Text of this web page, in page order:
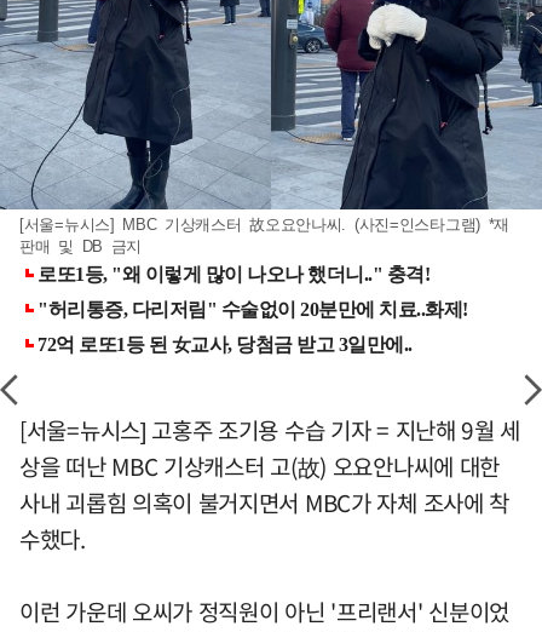
[서울=뉴시스] MBC 기상캐스터 故오요안나씨. (사진=인스타그램) *재
판매 및 DB 금지
[서울=뉴시스] 고홍주 조기용 수습 기자 = 지난해 9월 세
상을 떠난 MBC 기상캐스터 고(故) 오요안나씨에 대한
사내 괴롭힘 의혹이 불거지면서 MBC가 자체 조사에 착
수했다.
이런 가운데 오씨가 정직원이 아닌 '프리랜서' 신분이었